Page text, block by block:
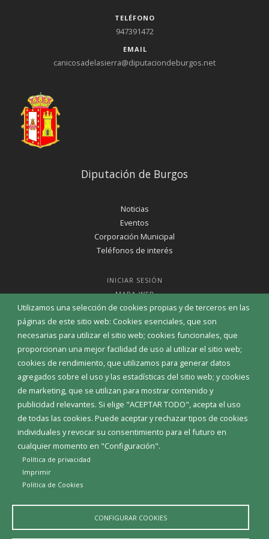
Utilizamos una selección de cookies propias y de terceros en las
páginas de este sitio web: Cookies esenciales, que son
necesarias para utilizar el sitio web; cookies funcionales, que
proporcionan una mejor facilidad de uso al utilizar el sitio web;
cookies de rendimiento, que utilizamos para generar datos
agregados sobre el uso y las estadísticas del sitio web; y cookies
de marketing, que se utilizan para mostrar contenido y
publicidad relevantes. Si elige "ACEPTAR TODO", acepta el uso
de todas las cookies. Puede aceptar y rechazar tipos de cookies
individuales y revocar su consentimiento para el futuro en
cualquier momento en "Configuración".
Política de privacidad
Imprimir
Politica de Cookies
CONFIGURAR COOKIES
TELÉFONO
947391472
EMAIL
canicosadelasierra@diputaciondeburgos.net
Diputación de Burgos
Noticias
Eventos
Corporación Municipal
Teléfonos de interés
INICIAR SESIÓN
MAPA WEB
Diputación de Burgos
Aviso Legal Política de privacidad